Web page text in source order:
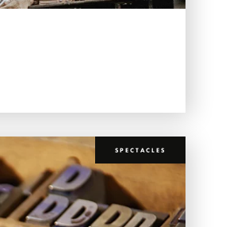
SPECTACLES